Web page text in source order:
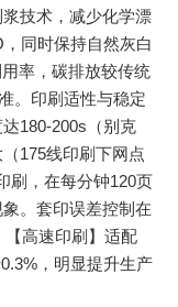
技术，减少化学漂
同时保持自然灰白
率，碳排放较传统
。印刷适性与稳定
180-200s（别克
175线印刷下网点
刷，在每分钟120页
。套印误差控制在
高速印刷】适配
，明显提升生产